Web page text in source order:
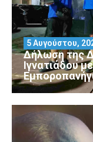
Δήλωση της
Ιγνατιάδου
5 Αυγούστου,